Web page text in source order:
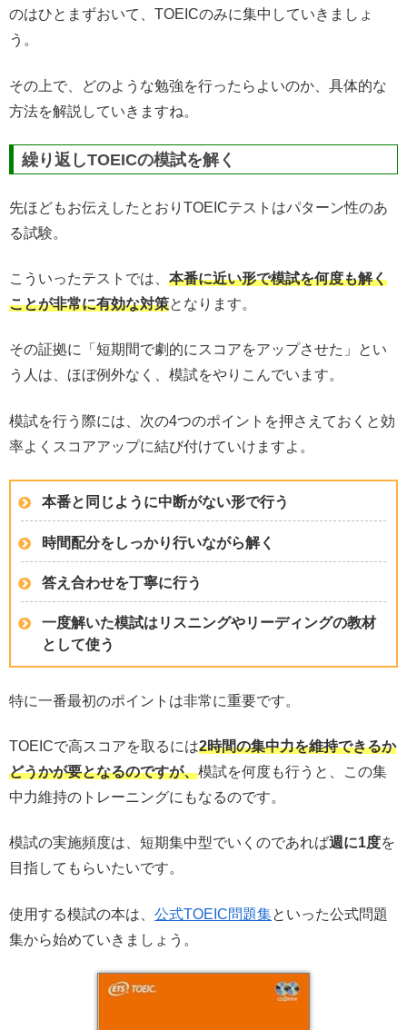
のはひとまずおいて、TOEICのみに集中していきましょ
う。
その上で、どのような勉強を行ったらよいのか、具体的な
方法を解説していきますね。
繰り返しTOEICの模試を解く
先ほどもお伝えしたとおりTOEICテストはパターン性のあ
る試験。
こういったテストでは、 本番に近い形で模試を何度も解く
ことが非常に有効な対策となります。
その証拠に「短期間で劇的にスコアをアップさせた」とい
う人は、ほぼ例外なく、模試をやりこんでいます。
模試を行う際には、次の4つのポイントを押さえておくと効
率よくスコアアップに結び付けていけますよ。
本番と同じように中断がない形で行う
時間配分をしっかり行いながら解く
答え合わせを丁寧に行う
一度解いた模試はリスニングやリーディングの教材
として使う
特に一番最初のポイントは非常に重要です。
TOEICで高スコアを取るには2時間の集中力を維持できるか
どうかが要となるのですが、模試を何度も行うと、この集
中力維持のトレーニングにもなるのです。
模試の実施頻度は、短期集中型でいくのであれば週に1度を
目指してもらいたいです。
使用する模試の本は、 公式TOEIC問題集といった公式問題
集から始めていきましょう。